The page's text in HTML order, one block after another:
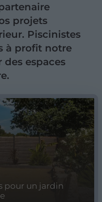
projets
Piscinistes
à profit notre
espaces
pour un jardin